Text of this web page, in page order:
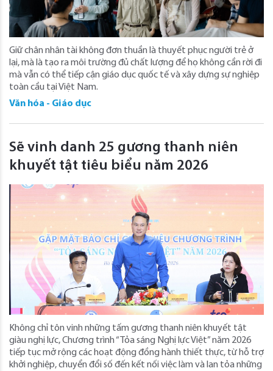
Giữ chân nhân tài không đơn thuần là thuyết phục người trẻ ở
lại, mà là tạo ra môi trường đủ chất lượng để họ không cần rời đi
mà vẫn có thể tiếp cận giáo dục quốc tế và xây dựng sự nghiệp
toàn cầu tại Việt Nam.
Văn hóa - Giáo dục
Sẽ vinh danh 25 gương thanh niên
khuyết tật tiêu biểu năm 2026
Không chỉ tôn vinh những tấm gương thanh niên khuyết tật
giàu nghị lực, Chương trình “Tỏa sáng Nghị lực Việt” năm 2026
tiếp tục mở rộng các hoạt động đồng hành thiết thực, từ hỗ trợ
khởi nghiệp, chuyển đổi số đến kết nối việc làm và lan tỏa những